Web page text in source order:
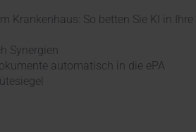
Krankenhaus: So betten Sie KI in Ihre
Synergien
automatisch in die ePA